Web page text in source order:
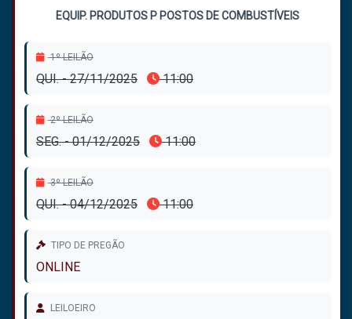
EQUIP. PRODUTOS P POSTOS DE COMBUSTÍVEIS
1º LEILÃO
QUI. - 27/11/2025 11:00
2º LEILÃO
SEG. - 01/12/2025 11:00
3º LEILÃO
QUI. - 04/12/2025 11:00
TIPO DE PREGÃO
ONLINE
LEILOEIRO